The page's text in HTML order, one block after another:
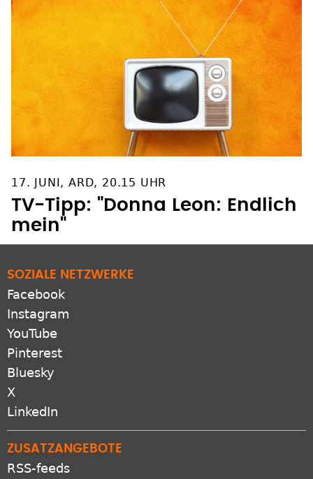
17. JUNI, ARD, 20.15 UHR
TV-Tipp: "Donna Leon: Endlich
mein"
SOZIALE NETZWERKE
Facebook
Instagram
YouTube
Pinterest
Bluesky
X
LinkedIn
ZUSATZANGEBOTE
RSS-feeds